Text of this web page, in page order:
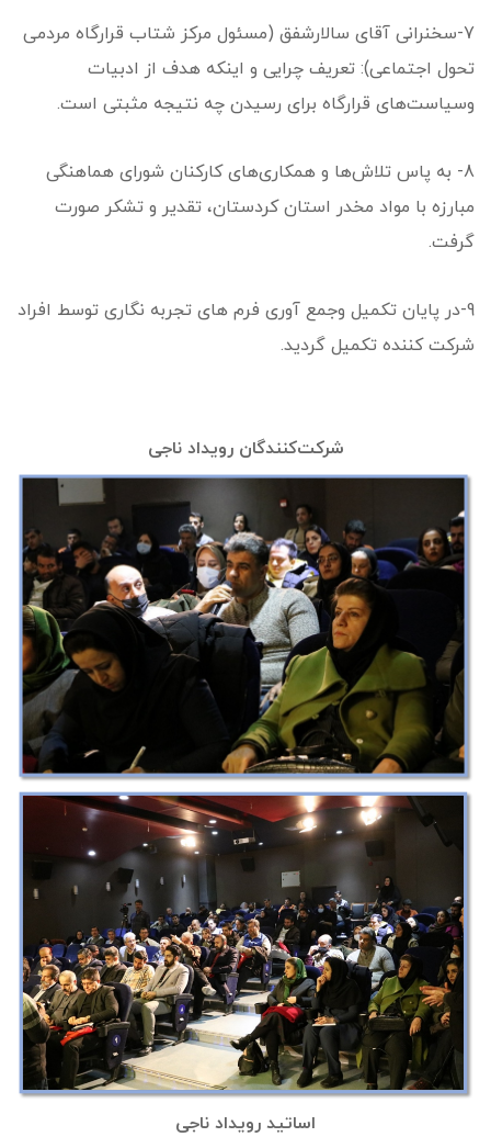
7-سخنرانی آقای سالارشفق (مسئول مرکز شتاب قرارگاه مردمی
تحول اجتماعی): تعریف چرایی و اینکه هدف از ادبیات
وسیاست‌های قرارگاه برای رسیدن چه نتیجه مثبتی است.
8- به پاس تلاش‌ها و همکاری‌های کارکنان شورای هماهنگی
مبارزه با مواد مخدر استان کردستان، تقدیر و تشکر صورت
گرفت.
9-در پایان تکمیل وجمع آوری فرم های تجربه نگاری توسط افراد
شرکت کننده تکمیل گردید.
شرکت‌کنندگان رویداد ناجی
اساتید رویداد ناجی